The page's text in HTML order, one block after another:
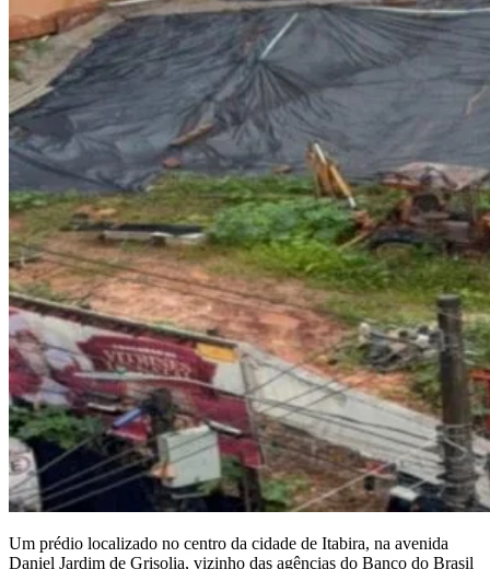
Um prédio localizado no centro da cidade de Itabira, na avenida
Daniel Jardim de Grisolia, vizinho das agências do Banco do Brasil